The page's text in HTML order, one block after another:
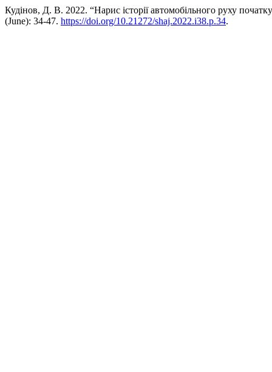
Кудінов, Д. В. 2022. “Нарис історії автомобільного руху
(June): 34-47. https://doi.org/10.21272/shaj.2022.i38.p.34.